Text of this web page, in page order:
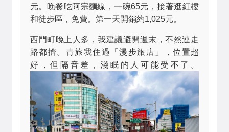
元。晚餐吃阿宗麵線，一碗65元，接著逛紅樓
和徒步區，免費。第一天開銷約1,025元。
西門町晚上人多，我建議避開週末，不然連走
路都擠。青旅我住過「漫步旅店」，位置超
好，但隔音差，淺眠的人可能受不了。